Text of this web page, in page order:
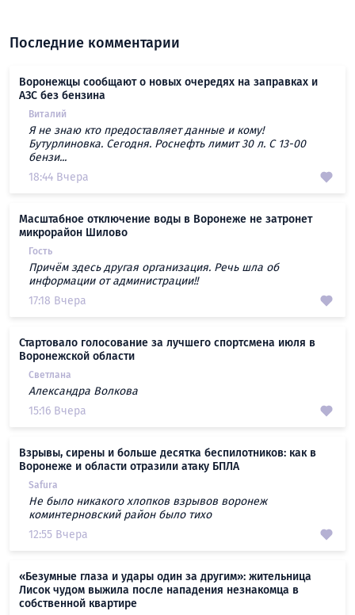
Последние комментарии
Воронежцы сообщают о новых очередях на заправках и
АЗС без бензина
Виталий
Я не знаю кто предоставляет данные и кому!
Бутурлиновка. Сегодня. Роснефть лимит 30 л. С 13-00
бензи...
18:44 Вчера
Масштабное отключение воды в Воронеже не затронет
микрорайон Шилово
Гость
Причём здесь другая организация. Речь шла об
информации от администрации!!
17:18 Вчера
Стартовало голосование за лучшего спортсмена июля в
Воронежской области
Светлана
Александра Волкова
15:16 Вчера
Взрывы, сирены и больше десятка беспилотников: как в
Воронеже и области отразили атаку БПЛА
Safura
Не было никакого хлопков взрывов воронеж
коминтерновский район было тихо
12:55 Вчера
«Безумные глаза и удары один за другим»: жительница
Лисок чудом выжила после нападения незнакомца в
собственной квартире